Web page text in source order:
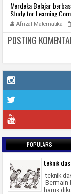
Merdeka Belajar
Study for Learning
Pembangunan
Afrizal Matematika
POSTING
POPULARS
teknik
teknik
Bermain
harus